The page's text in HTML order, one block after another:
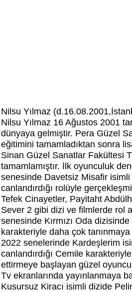
Nilsu Yılmaz
Nilsu Yılmaz 16 Ağustos 2001
dünyaya gelmiştir. Pera Güzel
eğitimini tamamladıktan sonra
Sinan Güzel Sanatlar Fakültesi
tamamlamıştır. İlk oyunculuk
senesinde Davetsiz Misafir
canlandırdığı rolüyle
Tefek Cinayetler, Payitaht
Sever 2 gibi dizi ve filmlerde rol
senesinde Kırmızı Oda dizisinde
karakteriyle daha çok tanınmaya
2022 senelerinde Kardeşlerim
canlandırdığı Cemile
ettirmeye başlayan güzel
Tv ekranlarında yayınlanmaya
Kusursuz Kiracı isimli dizide